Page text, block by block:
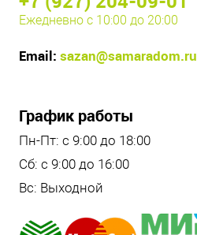
Ежедневно с 10:00 до 20:00
Email: sazan@samaradom.ru
График работы
Пн-Пт: с 9:00 до 18:00
Сб: с 9:00 до 16:00
Вс: Выходной